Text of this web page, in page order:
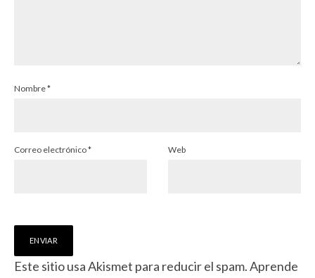
Nombre*
Correo electrónico* Web
Este sitio usa Akismet para reducir el spam.Aprende